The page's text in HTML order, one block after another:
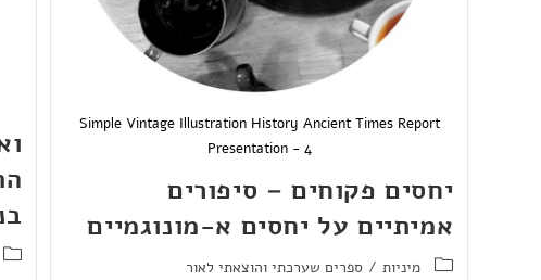
Simple Vintage Illustration History Ancient Times Report
Presentation - 4
יחסים פקוחים – סיפורים
אמיתיים על יחסים א-מונוגמיים
מיניות / ספרים שערכתי והוצאתי לאור